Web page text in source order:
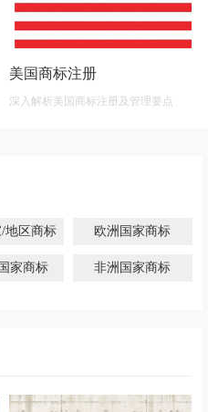
美国商标注册
深入解析美国商标注册及管理要点
地区商标 欧洲国家商标
家商标 非洲国家商标